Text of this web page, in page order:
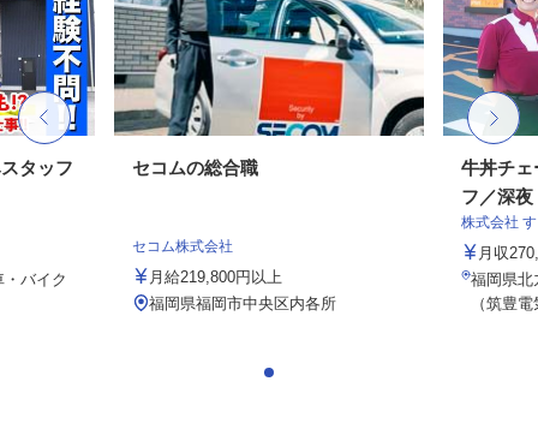
タッフ
バイク
セコムの総合職
セコム株式会社
月給219,800円以上
福岡県福岡市中央区内各所
牛丼チェ
フ／深夜
株式会社
月収
福岡県北
（筑豊